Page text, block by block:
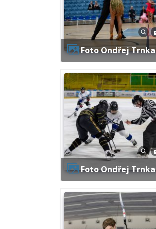
Foto Ondřej Trnka
Foto Ondřej Trnka